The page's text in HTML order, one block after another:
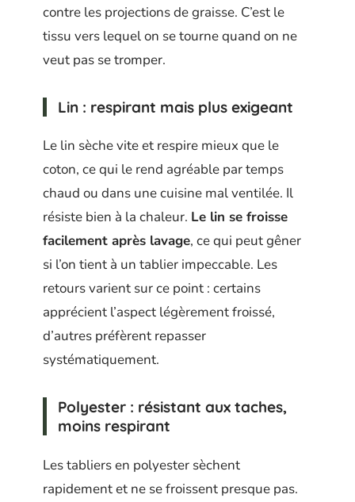
contre les projections de graisse. C’est le
tissu vers lequel on se tourne quand on ne
veut pas se tromper.
Lin : respirant mais plus exigeant
Le lin sèche vite et respire mieux que le
coton, ce qui le rend agréable par temps
chaud ou dans une cuisine mal ventilée. Il
résiste bien à la chaleur. Le lin se froisse
facilement après lavage, ce qui peut gêner
si l’on tient à un tablier impeccable. Les
retours varient sur ce point : certains
apprécient l’aspect légèrement froissé,
d’autres préfèrent repasser
systématiquement.
Polyester : résistant aux taches,
moins respirant
Les tabliers en polyester sèchent
rapidement et ne se froissent presque pas.